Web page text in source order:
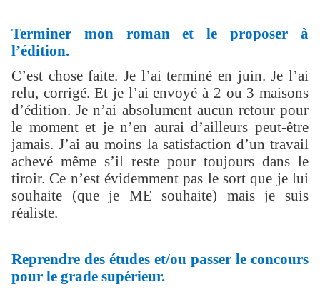
Terminer mon roman et le proposer à
l’édition.
C’est chose faite. Je l’ai terminé en juin. Je l’ai
relu, corrigé. Et je l’ai envoyé à 2 ou 3 maisons
d’édition. Je n’ai absolument aucun retour pour
le moment et je n’en aurai d’ailleurs peut-être
jamais. J’ai au moins la satisfaction d’un travail
achevé même s’il reste pour toujours dans le
tiroir. Ce n’est évidemment pas le sort que je lui
souhaite (que je ME souhaite) mais je suis
réaliste.
Reprendre des études et/ou passer le concours
pour le grade supérieur.